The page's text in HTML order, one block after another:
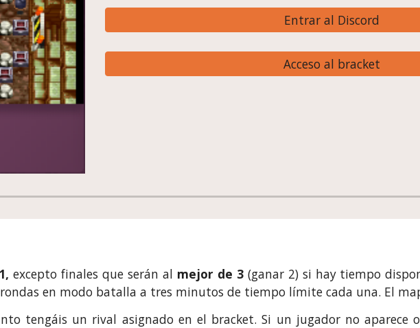
Entrar al Discord
Acceso al bracket
1,excepto finales que serán al mejor de 3 (ganar 2) si hay tiempo
en modo batalla a tres minutos de tiempo límite cada una. El
tengáis un rival asignado en el bracket. Si un jugador no aparece